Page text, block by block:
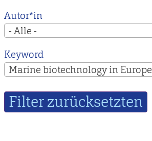
Autor*in
- Alle -
Keyword
Marine biotechnology in Europe